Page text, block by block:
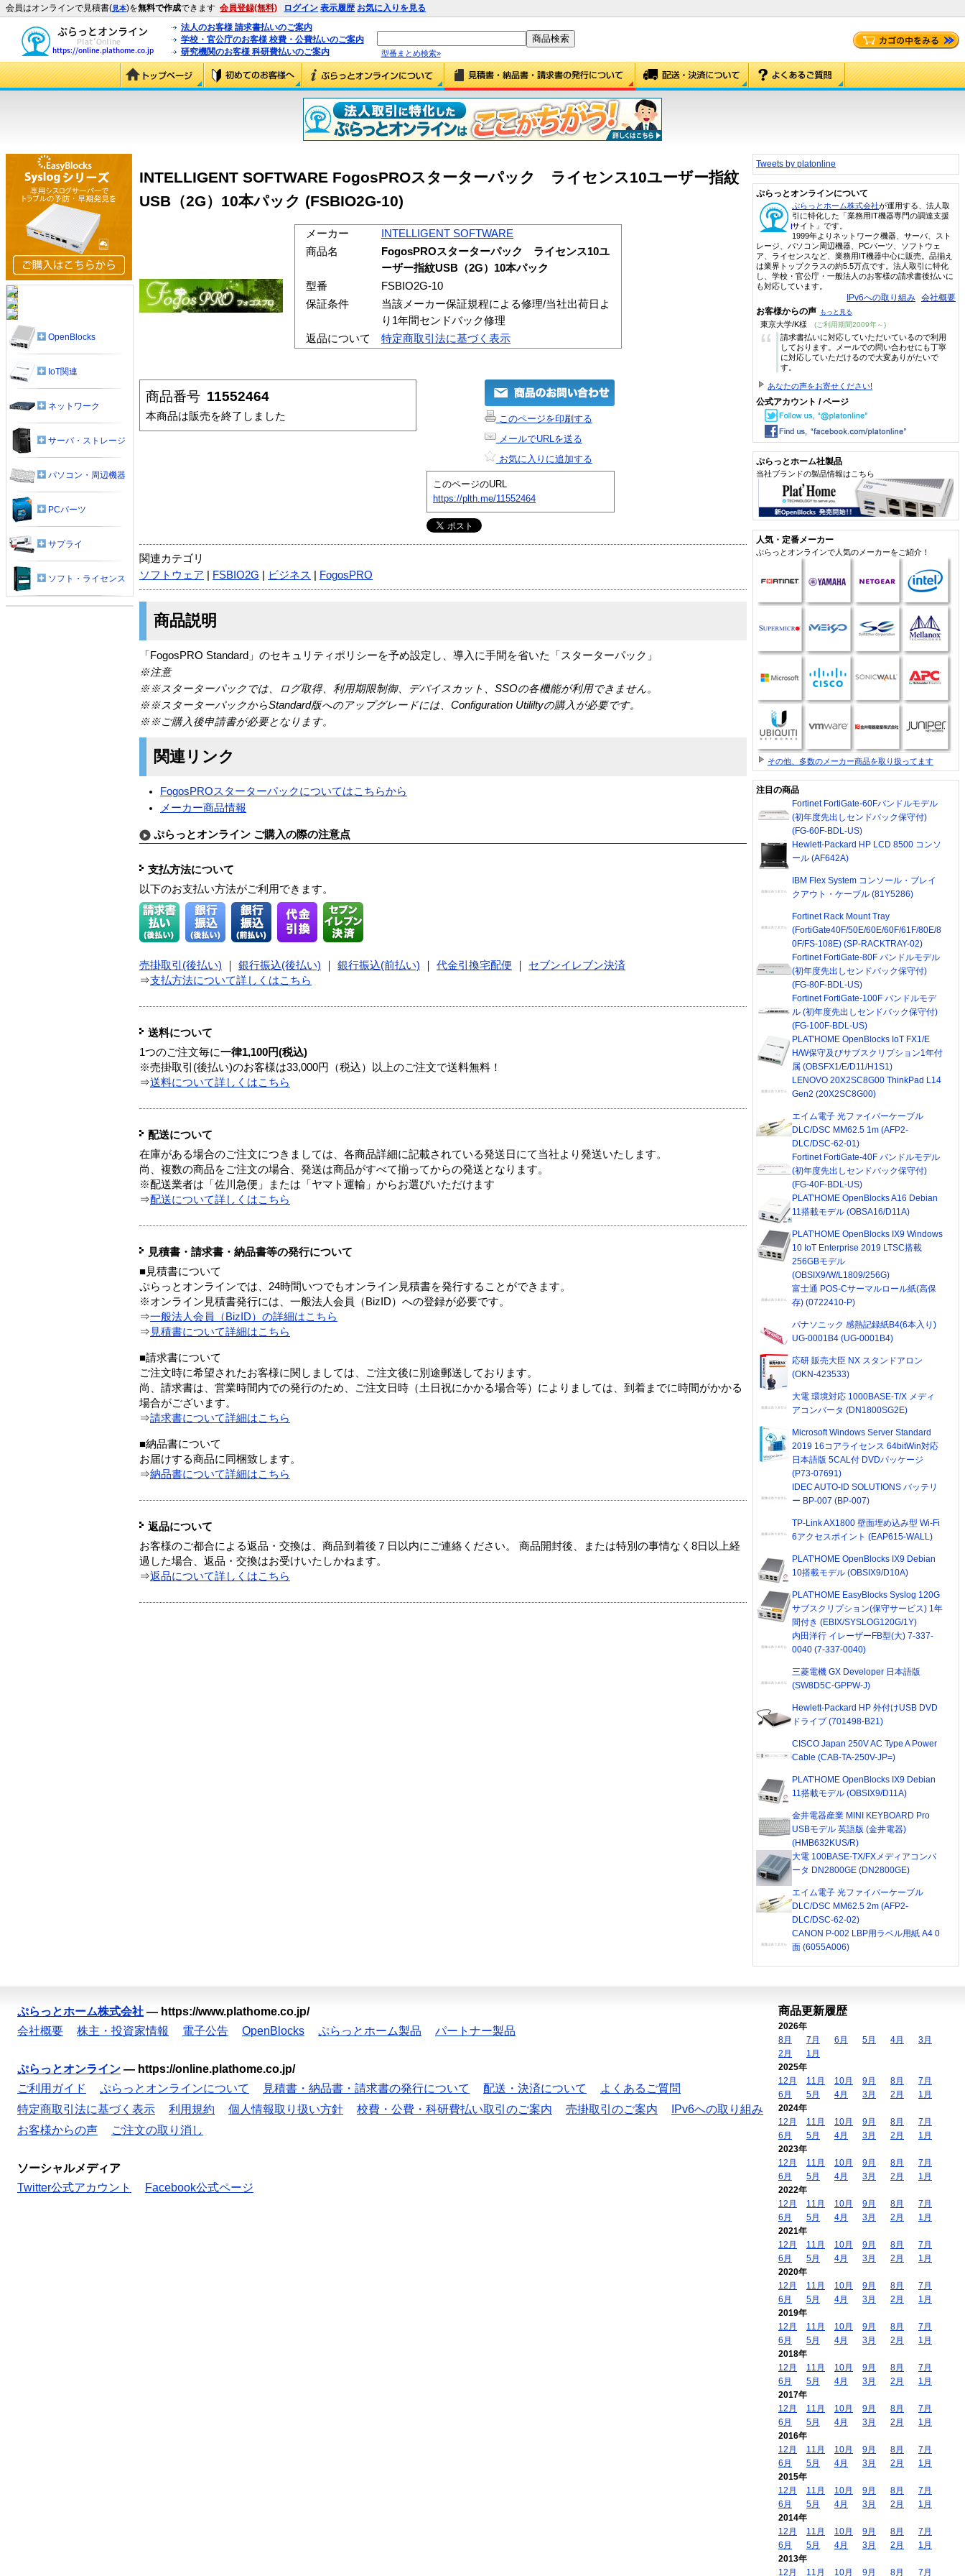
会員はオンラインで見積書(見本)を無料で作成できます 会員登録(無料) ログイン 表示履歴 お気に入りを見る
法人のお客様 請求書払いのご案内
学校・官公庁のお客様 校費・公費払いのご案内
研究機関のお客様 科研費払いのご案内
型番まとめ検索»
INTELLIGENT SOFTWARE FogosPROスターターパック ライセンス10ユーザー指紋
USB（2G）10本パック (FSBIO2G-10)
メーカー
INTELLIGENT SOFTWARE
商品名
FogosPROスターターパック ライセンス10ユ
ーザー指紋USB（2G）10本パック
型番
FSBIO2G-10
保証条件
当該メーカー保証規程による修理/当社出荷日よ
り1年間センドバック修理
返品について
特定商取引法に基づく表示
商品番号 11552464
本商品は販売を終了しました
このページを印刷する
メールでURLを送る
お気に入りに追加する
このページのURL
https://plth.me/11552464
関連カテゴリ
ソフトウェア
FSBIO2G ビジネス FogosPRO
商品説明
「FogosPRO Standard」のセキュリティポリシーを予め設定し、導入に手間を省いた「スターターパック」
※注意
※※スターターパックでは、ログ取得、利用期限制御、デバイスカット、SSOの各機能が利用できません。
※※スターターパックからStandard版へのアップグレードには、Configuration Utililtyの購入が必要です。
※※ご購入後申請書が必要となります。
関連リンク
FogosPROスターターパックについてはこちらから
メーカー商品情報
ぷらっとオンライン ご購入の際の注意点
支払方法について
以下のお支払い方法がご利用できます。
売掛取引(後払い) 銀行振込(後払い) 銀行振込(前払い) 代金引換宅配便
セブンイレブン決済
⇒支払方法について詳しくはこちら
送料について
1つのご注文毎に一律1,100円(税込)
※売掛取引(後払い)のお客様は33,000円（税込）以上のご注文で送料無料！
⇒送料について詳しくはこちら
配送について
在庫がある場合のご注文につきましては、各商品詳細に記載されている発送日にて当社より発送いたします。
尚、複数の商品をご注文の場合、発送は商品がすべて揃ってからの発送となります。
※配送業者は「佐川急便」または「ヤマト運輸」からお選びいただけます
⇒配送について詳しくはこちら
見積書・請求書・納品書等の発行について
■見積書について
ぷらっとオンラインでは、24時間いつでもオンライン見積書を発行することができます。
※オンライン見積書発行には、一般法人会員（BizID）への登録が必要です。
⇒一般法人会員（BizID）の詳細はこちら
⇒ 見積書について詳細はこちら
■請求書について
ご注文時に希望されたお客様に関しましては、ご注文後に別途郵送しております。
尚、請求書は、営業時間内での発行のため、ご注文日時（土日祝にかかる場合等）によりましては、到着までに時間がかかる
場合がございます。
⇒請求書について詳細はこちら
■納品書について
お届けする商品に同梱致します。
⇒納品書について詳細はこちら
返品について
お客様のご都合による返品・交換は、商品到着後７日以内にご連絡ください。 商品開封後、または特別の事情なく8日以上経
過した場合、返品・交換はお受けいたしかねます。
⇒返品について詳しくはこちら
OpenBlocks
IoT関連
ネットワーク
サーバ・ストレージ
パソコン・周辺機器
PCパーツ
サプライ
ソフト・ライセンス
Tweets by platonline
ぷらっとオンラインについて
ぷらっとホーム株式会社が運用する、法人取
引に特化した「業務用IT機器専門の調達支援
サイト」です。
1999年よりネットワーク機器、サーバ、スト
レージ、パソコン周辺機器、PCパーツ、ソフトウェ
ア、ライセンスなど、業務用IT機器中心に販売。品揃え
は業界トップクラスの約5.5万点です。法人取引に特化
し、学校・官公庁・一般法人のお客様の請求書後払いに
も対応しています。
IPv6への取り組み 会社概要
お客様からの声 もっと見る
東京大学/K様 (ご利用期間2009年～)
“
請求書払いに対応していただいているので利用
しております。メールでの問い合わせにも丁寧
に対応していただけるので大変ありがたいで
す。
あなたの声をお寄せください!
公式アカウント / ページ
ぷらっとホーム社製品
当社ブランドの製品情報はこちら
人気・定番メーカー
ぷらっとオンラインで人気のメーカーをご紹介！
その他、多数のメーカー商品を取り扱ってます
注目の商品
Fortinet FortiGate-60Fバンドルモデル
(初年度先出しセンドバック保守付)
(FG-60F-BDL-US)
Hewlett-Packard HP LCD 8500 コンソ
ール (AF642A)
IBM Flex System コンソール・ブレイ
クアウト・ケーブル (81Y5286)
Fortinet Rack Mount Tray
(FortiGate40F/50E/60E/60F/61F/80E/8
0F/FS-108E) (SP-RACKTRAY-02)
Fortinet FortiGate-80F バンドルモデル
(初年度先出しセンドバック保守付)
(FG-80F-BDL-US)
Fortinet FortiGate-100F バンドルモデ
ル (初年度先出しセンドバック保守付)
(FG-100F-BDL-US)
PLAT'HOME OpenBlocks IoT FX1/E
H/W保守及びサブスクリプション1年付
属 (OBSFX1/E/D11/H1S1)
LENOVO 20X2SC8G00 ThinkPad L14
Gen2 (20X2SC8G00)
エイム電子 光ファイバーケーブル
DLC/DSC MM62.5 1m (AFP2-
DLC/DSC-62-01)
Fortinet FortiGate-40F バンドルモデル
(初年度先出しセンドバック保守付)
(FG-40F-BDL-US)
PLAT'HOME OpenBlocks A16 Debian
11搭載モデル (OBSA16/D11A)
PLAT'HOME OpenBlocks IX9 Windows
10 IoT Enterprise 2019 LTSC搭載
256GBモデル
(OBSIX9/W/L1809/256G)
富士通 POS-Cサーマルロール紙(高保
存) (0722410-P)
パナソニック 感熱記録紙B4(6本入り)
UG-0001B4 (UG-0001B4)
応研 販売大臣 NX スタンドアロン
(OKN-423533)
大電 環境対応 1000BASE-T/X メディ
アコンバータ (DN1800SG2E)
Microsoft Windows Server Standard
2019 16コアライセンス 64bitWin対応
日本語版 5CAL付 DVDパッケージ
(P73-07691)
IDEC AUTO-ID SOLUTIONS バッテリ
ー BP-007 (BP-007)
TP-Link AX1800 壁面埋め込み型 Wi-Fi
6アクセスポイント (EAP615-WALL)
PLAT'HOME OpenBlocks IX9 Debian
10搭載モデル (OBSIX9/D10A)
PLAT'HOME EasyBlocks Syslog 120G
サブスクリプション(保守サービス) 1年
間付き (EBIX/SYSLOG120G/1Y)
内田洋行 イレーザーFB型(大) 7-337-
0040 (7-337-0040)
三菱電機 GX Developer 日本語版
(SW8D5C-GPPW-J)
Hewlett-Packard HP 外付けUSB DVD
ドライブ (701498-B21)
CISCO Japan 250V AC Type A Power
Cable (CAB-TA-250V-JP=)
PLAT'HOME OpenBlocks IX9 Debian
11搭載モデル (OBSIX9/D11A)
金井電器産業 MINI KEYBOARD Pro
USBモデル 英語版 (金井電器)
(HMB632KUS/R)
大電 100BASE-TX/FXメディアコンバ
ータ DN2800GE (DN2800GE)
エイム電子 光ファイバーケーブル
DLC/DSC MM62.5 2m (AFP2-
DLC/DSC-62-02)
CANON P-002 LBP用ラベル用紙 A4 0
面 (6055A006)
ぷらっとホーム株式会社 — https://www.plathome.co.jp/
会社概要
株主・投資家情報 電子公告 OpenBlocks ぷらっとホーム製品 パートナー製品
ぷらっとオンライン — https://online.plathome.co.jp/
ご利用ガイド
ぷらっとオンラインについて 見積書・納品書・請求書の発行について 配送・決済について
よくあるご質問
特定商取引法に基づく表示
利用規約 個人情報取り扱い方針 校費・公費・科研費払い取引のご案内 売掛取引のご案内
IPv6への取り組み
お客様からの声
ご注文の取り消し
ソーシャルメディア
Twitter公式アカウント
Facebook公式ページ
商品更新履歴
2026年
8月
7月 6月 5月 4月
3月
2月
1月
2025年
12月
11月 10月 9月 8月
7月
6月
5月 4月 3月 2月
1月
2024年
12月
11月 10月 9月 8月
7月
6月
5月 4月 3月 2月
1月
2023年
12月
11月 10月 9月 8月
7月
6月
5月 4月 3月 2月
1月
2022年
12月
11月 10月 9月 8月
7月
6月
5月 4月 3月 2月
1月
2021年
12月
11月 10月 9月 8月
7月
6月
5月 4月 3月 2月
1月
2020年
12月
11月 10月 9月 8月
7月
6月
5月 4月 3月 2月
1月
2019年
12月
11月 10月 9月 8月
7月
6月
5月 4月 3月 2月
1月
2018年
12月
11月 10月 9月 8月
7月
6月
5月 4月 3月 2月
1月
2017年
12月
11月 10月 9月 8月
7月
6月
5月 4月 3月 2月
1月
2016年
12月
11月 10月 9月 8月
7月
6月
5月 4月 3月 2月
1月
2015年
12月
11月 10月 9月 8月
7月
6月
5月 4月 3月 2月
1月
2014年
12月
11月 10月 9月 8月
7月
6月
5月 4月 3月 2月
1月
2013年
12月
11月 10月 9月 8月 7月